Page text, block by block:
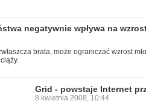
negatywnie wpływa na
brata, może ograniczać wzrost
Grid - powstaje Internet
8 kwietnia 2008, 10:44